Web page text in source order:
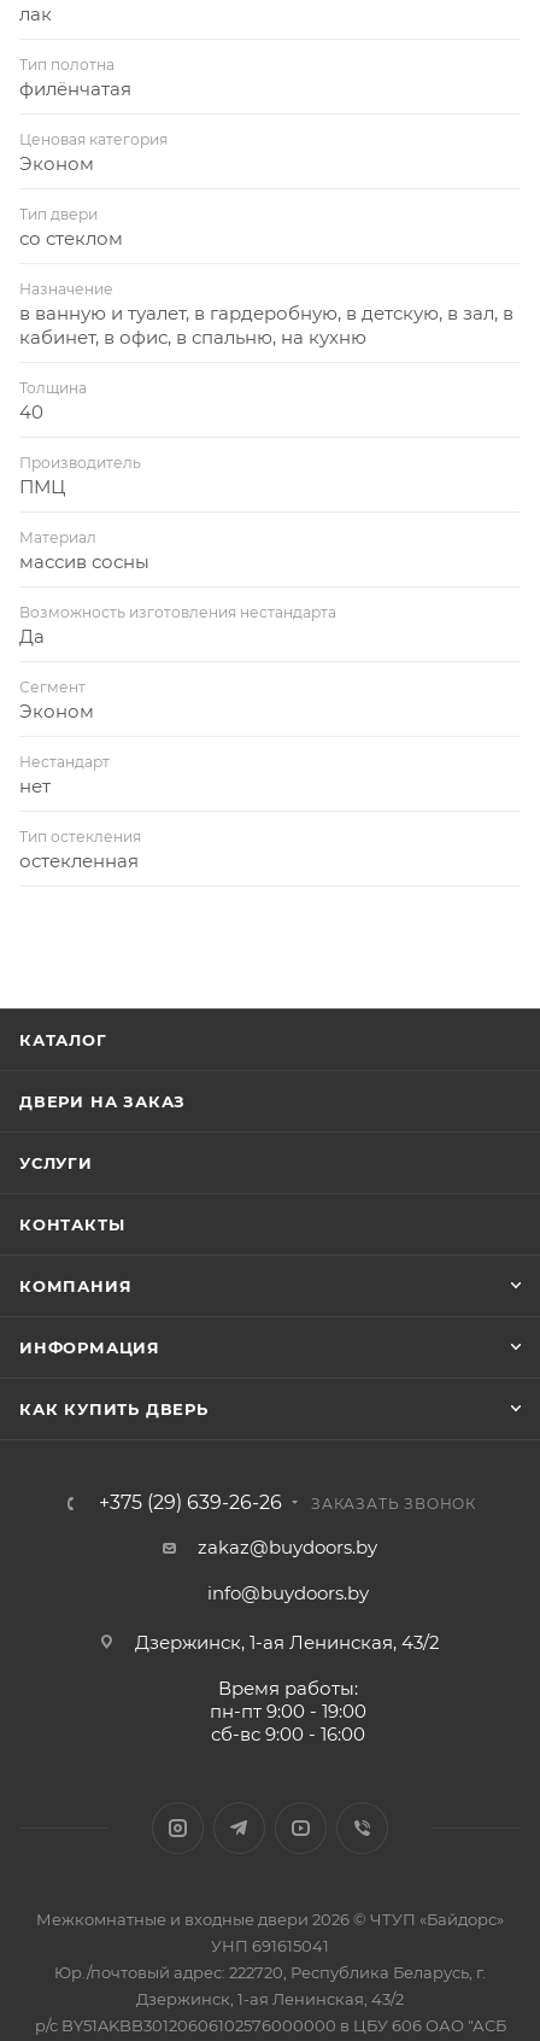
лак
Тип полотна
филёнчатая
Ценовая категория
Эконом
Тип двери
со стеклом
Назначение
в ванную и туалет, в гардеробную, в детскую, в зал, в
кабинет, в офис, в спальню, на кухню
Толщина
40
Производитель
ПМЦ
Материал
массив сосны
Возможность изготовления нестандарта
Да
Сегмент
Эконом
Нестандарт
нет
Тип остекления
остекленная
КАТАЛОГ
ДВЕРИ НА ЗАКАЗ
УСЛУГИ
КОНТАКТЫ
КОМПАНИЯ
ИНФОРМАЦИЯ
КАК КУПИТЬ ДВЕРЬ
+375 (29) 639-26-26 ЗАКАЗАТЬ ЗВОНОК
zakaz@buydoors.by
info@buydoors.by
Дзержинск, 1-ая Ленинская, 43/2
Время работы:
пн-пт 9:00 - 19:00
сб-вс 9:00 - 16:00
Межкомнатные и входные двери 2026 © ЧТУП «Байдорс»
УНП 691615041
Юр./почтовый адрес: 222720, Республика Беларусь, г.
Дзержинск, 1-ая Ленинская, 43/2
р/с BY51AKBB30120606102576000000 в ЦБУ 606 ОАО "АСБ